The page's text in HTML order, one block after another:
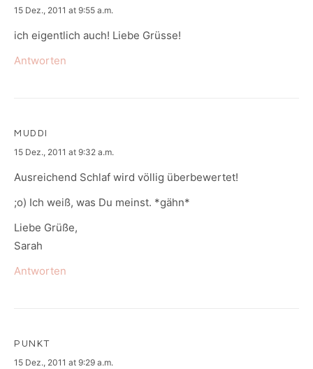
says:
15 Dez., 2011 at 9:55 a.m.
ich eigentlich auch! Liebe Grüsse!
Antworten
MUDDI
says:
15 Dez., 2011 at 9:32 a.m.
Ausreichend Schlaf wird völlig überbewertet!
;o) Ich weiß, was Du meinst. *gähn*
Liebe Grüße,
Sarah
Antworten
PUNKT
says:
15 Dez., 2011 at 9:29 a.m.